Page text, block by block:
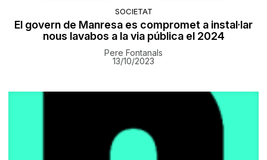
SOCIETAT
El govern de Manresa es compromet a instal·lar
nous lavabos a la via pública el 2024
Pere Fontanals
13/10/2023